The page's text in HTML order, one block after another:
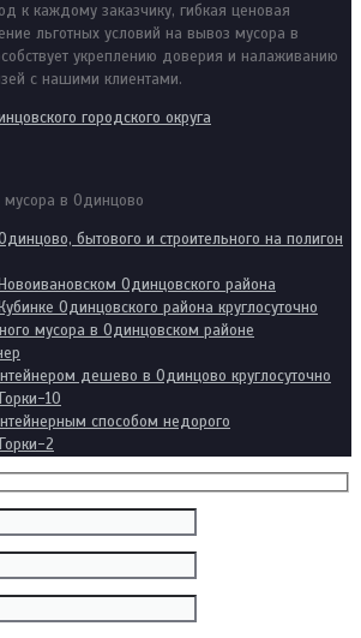
к каждому заказчику, гибкая ценовая
льготных условий на вывоз мусора в
укреплению доверия и налаживанию
с нашими клиентами.
городского округа
в Одинцово
бытового и строительного на полигон
Одинцовского района
Одинцовского района круглосуточно
мусора в Одинцовском районе
дешево в Одинцово круглосуточно
10
способом недорого
2